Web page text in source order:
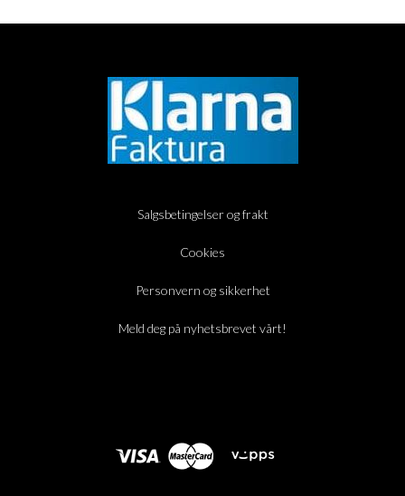
Salgsbetingelser og frakt
Cookies
Personvern og sikkerhet
Meld deg på nyhetsbrevet vårt!